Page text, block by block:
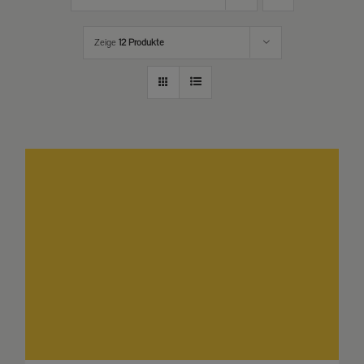
Zeige 12 Produkte